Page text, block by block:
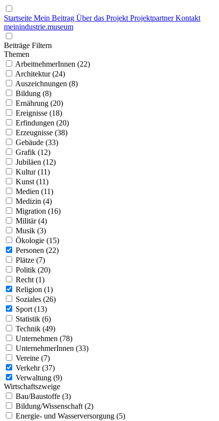
Startseite Mein Beitrag Über das Projekt ProjektpartnerKontakt
meinindustrie.museum
Beiträge Filtern
Themen
ArbeitnehmerInnen (22)
Architektur (24)
Auszeichnungen (8)
Bildung (8)
Ernährung (20)
Ereignisse (18)
Erfindungen (20)
Erzeugnisse (38)
Gebäude (33)
Grafik (12)
Jubiläen (12)
Kultur (11)
Kunst (11)
Medien (11)
Medizin (4)
Migration (16)
Militär (4)
Musik (3)
Ökologie (15)
Personen (22)
Plätze (7)
Politik (20)
Recht (1)
Religion (1)
Soziales (26)
Sport (13)
Statistik (6)
Technik (49)
Unternehmen (78)
UnternehmerInnen (33)
Vereine (7)
Verkehr (37)
Verwaltung (9)
Wirtschaftszweige
Bau/Baustoffe (3)
Bildung/Wissenschaft (2)
Energie- und Wasserversorgung (5)